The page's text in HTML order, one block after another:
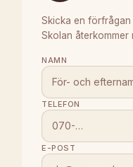
Skicka en
Skolan återkommer
NAMN
TELEFON
E-POST